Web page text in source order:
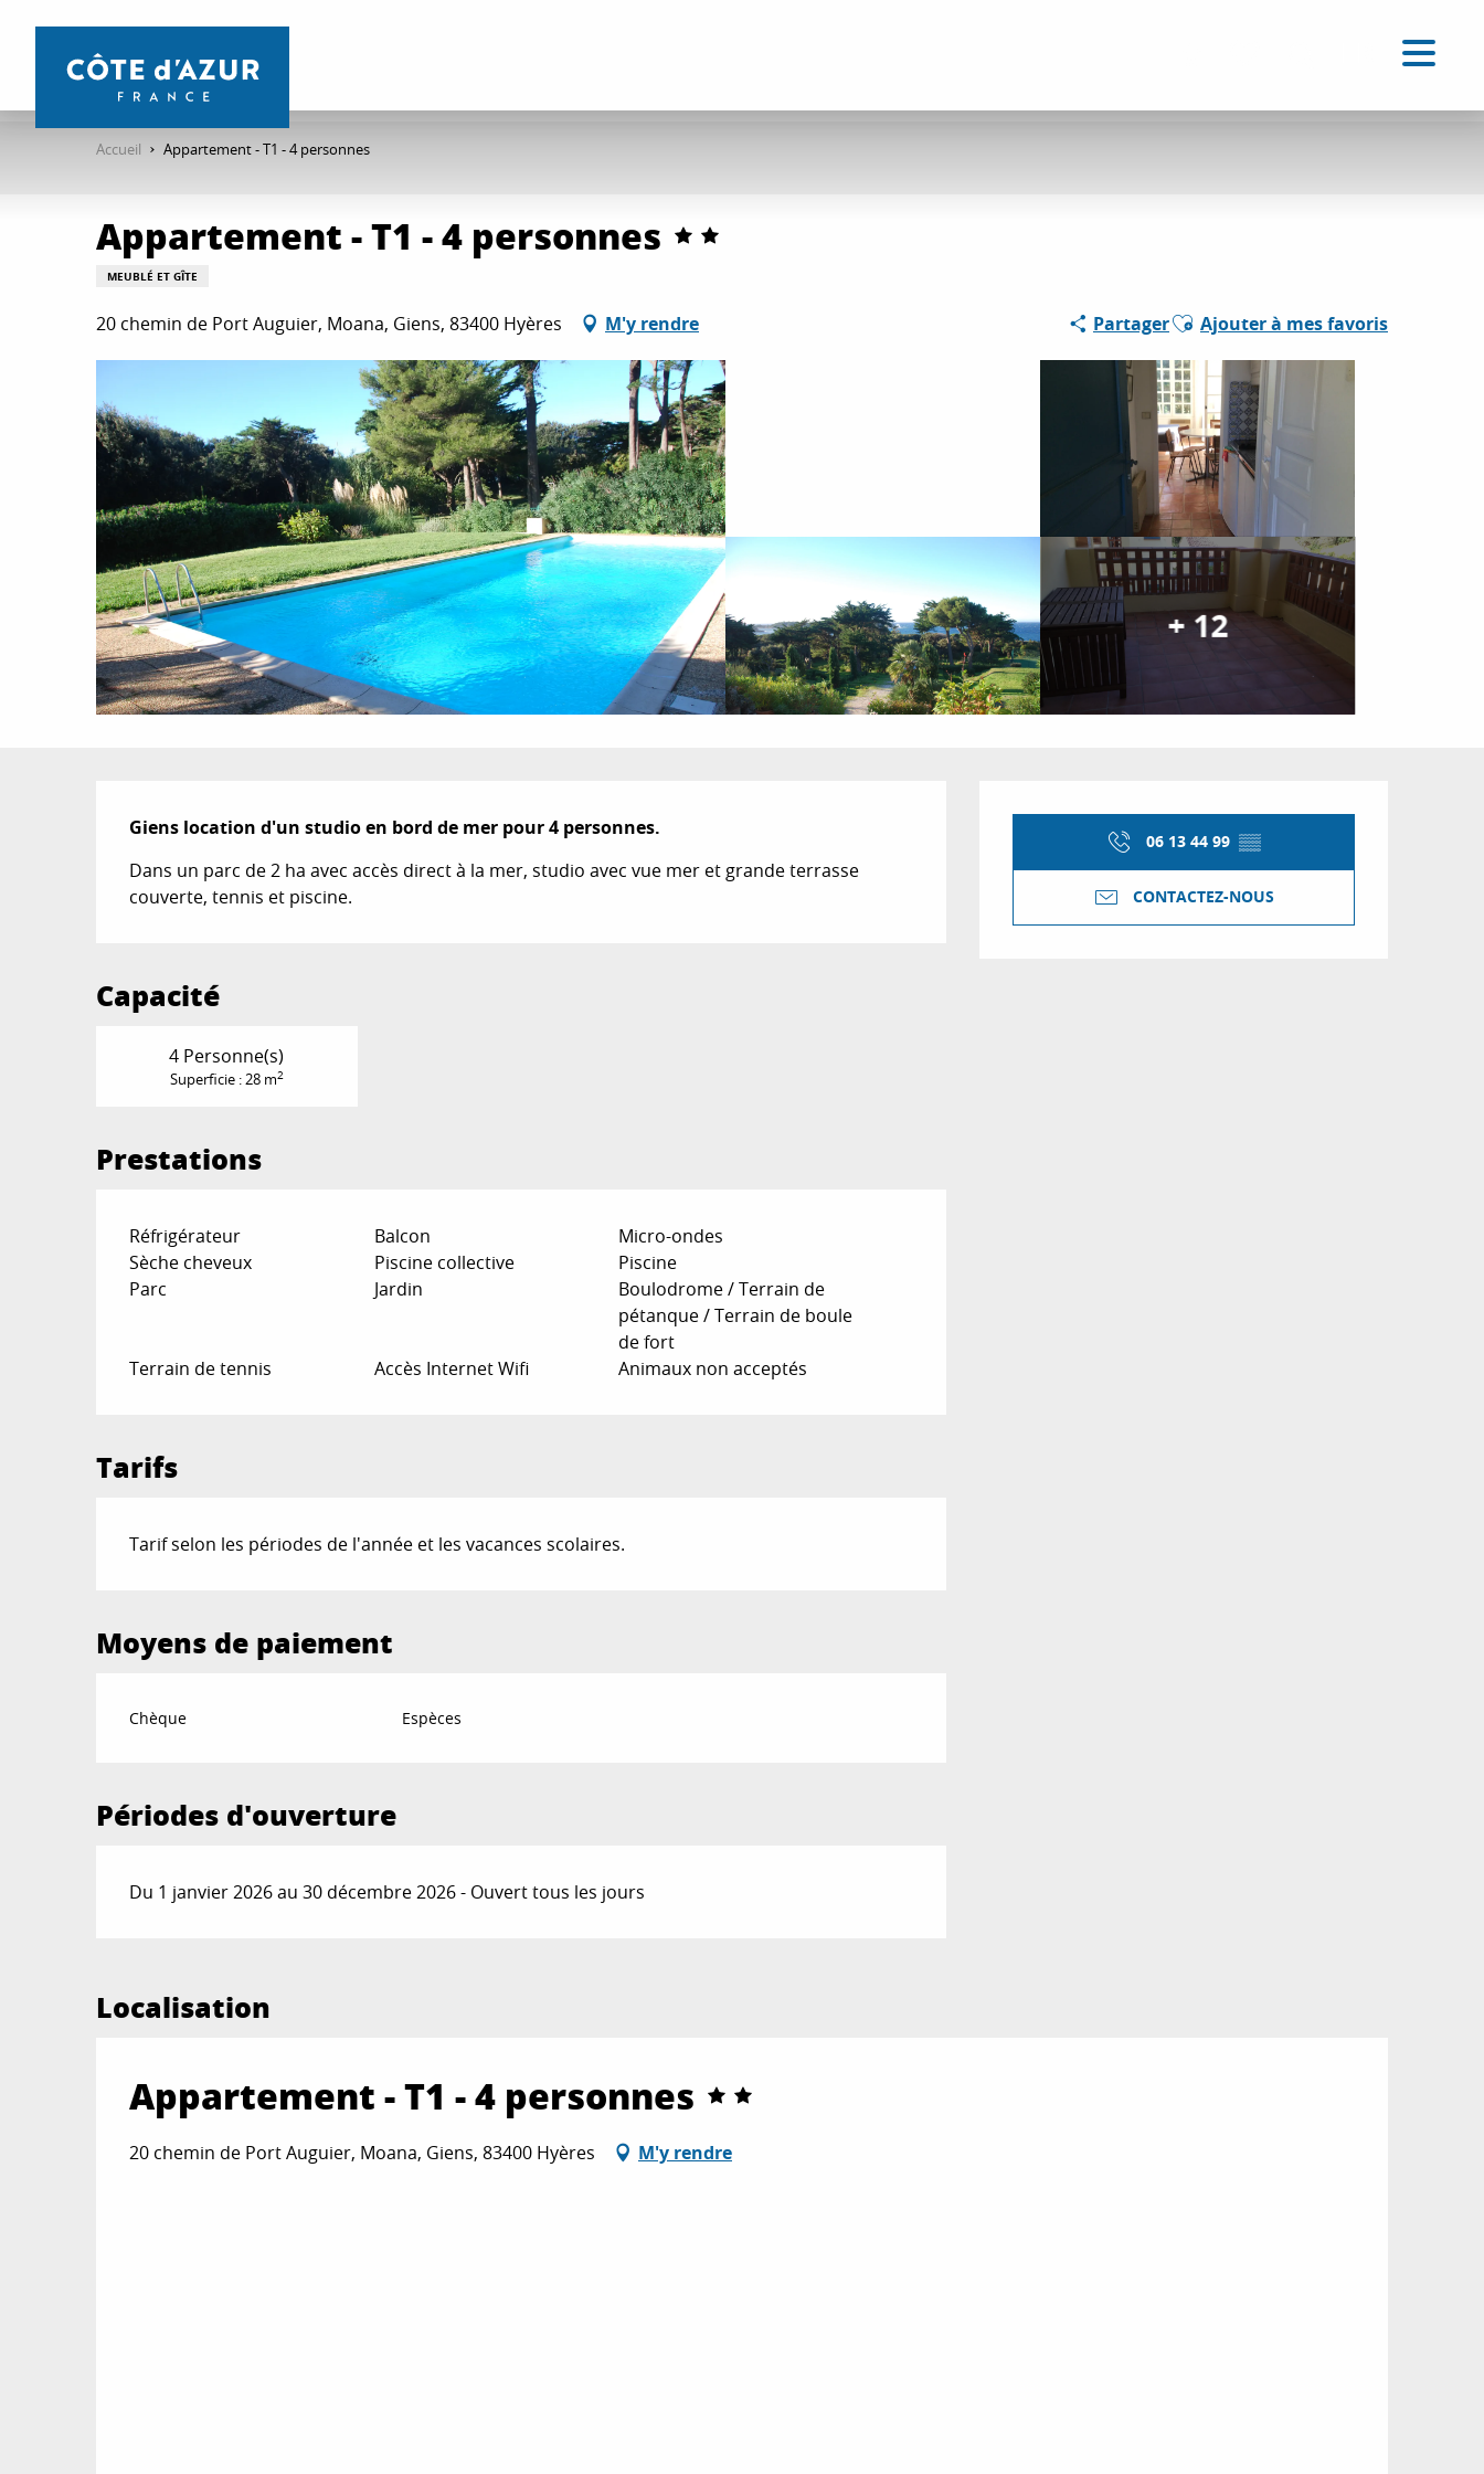
contenu
Accueil Appartement - T1 - 4 personnes
Appartement - T1 - 4 personnes
MEUBLÉ ET GÎTE
20 chemin de Port Auguier, Moana, Giens, 83400 Hyères M'y rendre PartagerAjouter aux favoris
Ajouter à mes favoris
+ 12
Ouverture et
06 13 44 99 ▒▒
CONTACTEZ-NOUS
Description
Giens location d'un studio en bord de mer pour 4 personnes.
Dans un parc de 2 ha avec accès direct à la mer, studio avec vue mer et grande terrasse
couverte, tennis et piscine.
Capacité
4 Personne(s)
Superficie : 28 m2
Prestations
Réfrigérateur Balcon
Micro-ondes
Sèche cheveux
Piscine collective
Piscine
Parc
Jardin
Boulodrome / Terrain de
pétanque / Terrain de boule
de fort
Terrain de tennis
Accès Internet Wifi Animaux non acceptés
Tarifs
Tarif selon les périodes de l'année et les vacances scolaires.
Moyens de paiement
Chèque Espèces
Périodes d'ouverture
Du 1 janvier 2026 au 30 décembre 2026 - Ouvert tous les jours
Localisation
Appartement - T1 - 4 personnes
20 chemin de Port Auguier, Moana, Giens, 83400 Hyères M'y rendre